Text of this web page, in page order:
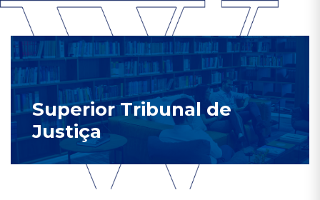
Superior Tribunal de
Justiça